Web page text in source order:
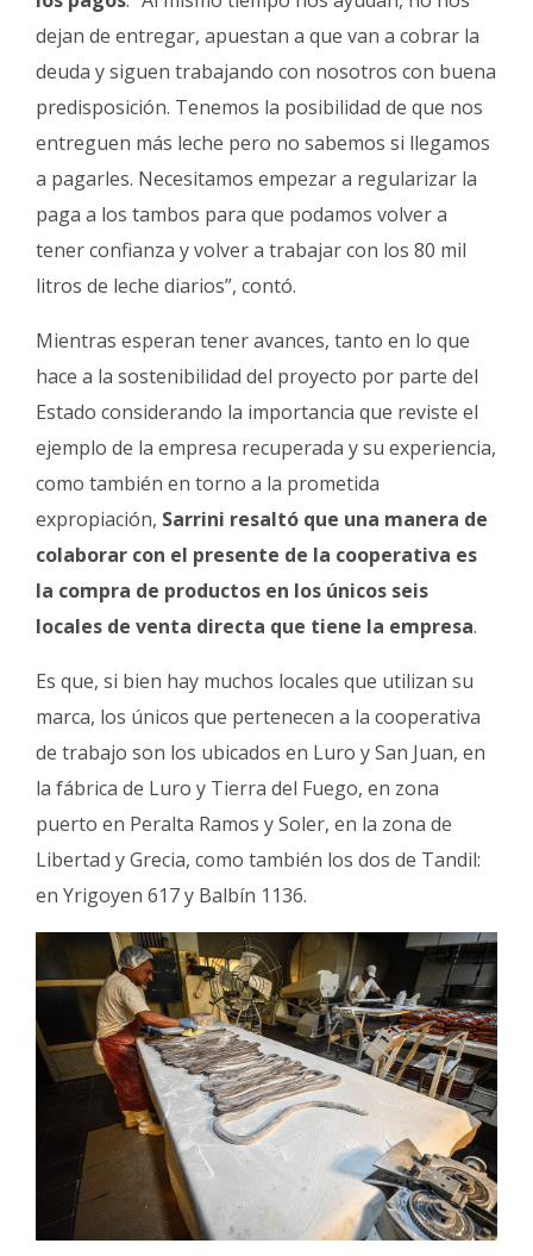
dejan de entregar, apuestan a que van a cobrar la
deuda y siguen trabajando con nosotros con buena
predisposición. Tenemos la posibilidad de que nos
entreguen más leche pero no sabemos si llegamos
a pagarles. Necesitamos empezar a regularizar la
paga a los tambos para que podamos volver a
tener confianza y volver a trabajar con los 80 mil
litros de leche diarios”, contó.
Mientras esperan tener avances, tanto en lo que
hace a la sostenibilidad del proyecto por parte del
Estado considerando la importancia que reviste el
ejemplo de la empresa recuperada y su experiencia,
como también en torno a la prometida
expropiación, Sarrini resaltó que una manera de
colaborar con el presente de la cooperativa es
la compra de productos en los únicos seis
locales de venta directa que tiene la empresa.
Es que, si bien hay muchos locales que utilizan su
marca, los únicos que pertenecen a la cooperativa
de trabajo son los ubicados en Luro y San Juan, en
la fábrica de Luro y Tierra del Fuego, en zona
puerto en Peralta Ramos y Soler, en la zona de
Libertad y Grecia, como también los dos de Tandil:
en Yrigoyen 617 y Balbín 1136.